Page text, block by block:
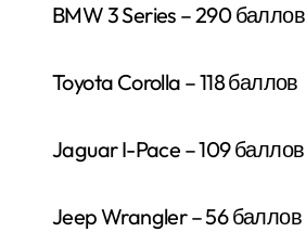
BMW 3 Series – 290 баллов
Toyota Corolla – 118 баллов
Jaguar I-Pace – 109 баллов
Jeep Wrangler – 56 баллов